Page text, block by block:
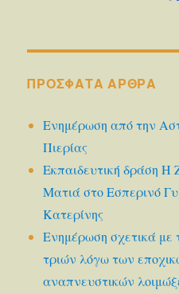
ΠΡΌΣΦΑΤΑ ΆΡΘΡΑ
Ενημέρωση από την
Πιερίας
Εκπαιδευτική δράση
Ματιά στο Εσπερινό
Κατερίνης
Ενημέρωση σχετικά με
τριών λόγω των
αναπνευστικών